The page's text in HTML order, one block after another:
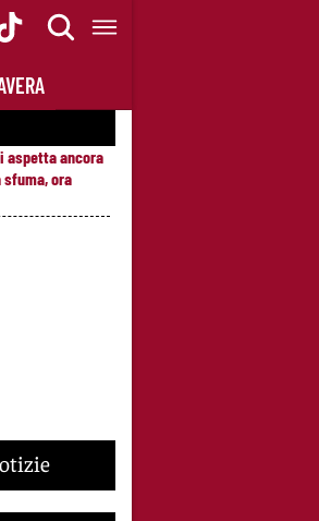
aspetta ancora
ora